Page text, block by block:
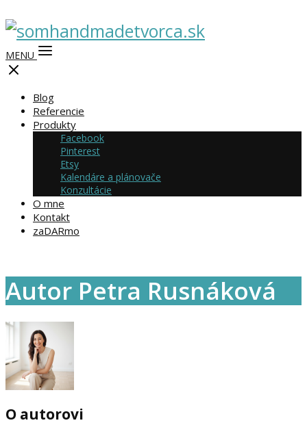
MENU
Blog
Referencie
Produkty
Facebook
Pinterest
Etsy
Kalendáre a plánovače
Konzultácie
O mne
Kontakt
zaDARmo
Autor Petra Rusnáková
O autorovi